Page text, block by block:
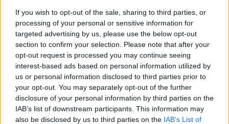
If you wish to opt-out of the sale, sharing to third parties, or
processing of your personal or sensitive information for
targeted advertising by us, please use the below opt-out
section to confirm your selection. Please note that after your
opt-out request is processed you may continue seeing
interest-based ads based on personal information utilized by
us or personal information disclosed to third parties prior to
your opt-out. You may separately opt-out of the further
disclosure of your personal information by third parties on the
IAB’s list of downstream participants. This information may
also be disclosed by us to third parties on the IAB’s List of